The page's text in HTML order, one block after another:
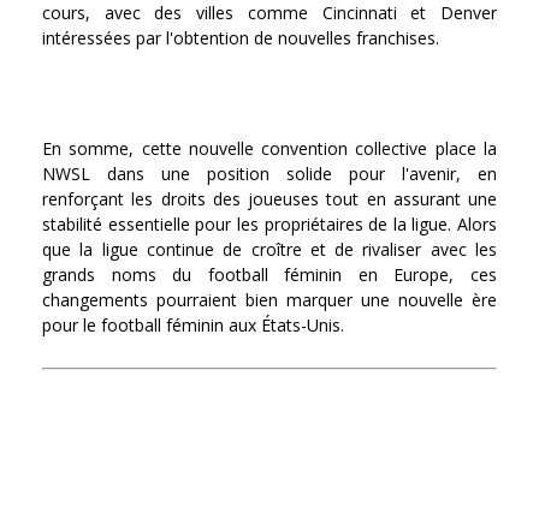
cours, avec des villes comme Cincinnati et Denver
intéressées par l'obtention de nouvelles franchises.
En somme, cette nouvelle convention collective place la
NWSL dans une position solide pour l'avenir, en
renforçant les droits des joueuses tout en assurant une
stabilité essentielle pour les propriétaires de la ligue. Alors
que la ligue continue de croître et de rivaliser avec les
grands noms du football féminin en Europe, ces
changements pourraient bien marquer une nouvelle ère
pour le football féminin aux États-Unis.